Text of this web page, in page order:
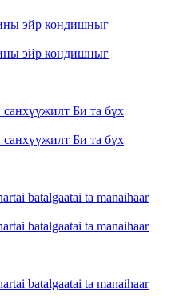
эйр кондишныг
эйр кондишныг
Би та бүх
Би та бүх
batalgaatai ta manaihaar
batalgaatai ta manaihaar
batalgaatai ta manaihaar